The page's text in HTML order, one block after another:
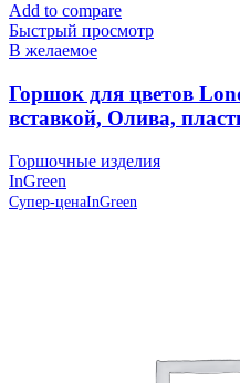
Add to compare
Быстрый просмотр
В желаемое
Горшок для цветов
вставкой, Олива,
Горшочные изделия
InGreen
Супер-ценаInGreen